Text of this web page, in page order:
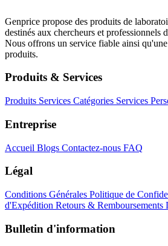
Genprice propose des produits de
destinés aux chercheurs et professionnels
Nous offrons un service fiable ainsi
produits.
Produits & Services
Produits Services Catégories Services
Entreprise
Accueil Blogs Contactez-nous FAQ
Légal
Conditions Générales Politique de
d'Expédition Retours & Remboursements
Bulletin d'information